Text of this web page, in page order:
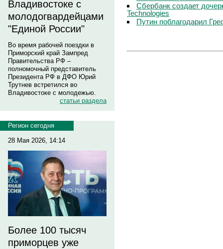
Владивостоке с
молодогвардейцами
"Единой России"
Во время рабочей поездки в
Приморский край Зампред
Правительства РФ –
полномочный представитель
Президента РФ в ДФО Юрий
Трутнев встретился во
Владивостоке с молодежью.
статьи раздела
Регион сегодня
28 Мая 2026, 14:14
Более 100 тысяч
приморцев уже
Сбербанк создает
Technologies
Путин поблагодарил